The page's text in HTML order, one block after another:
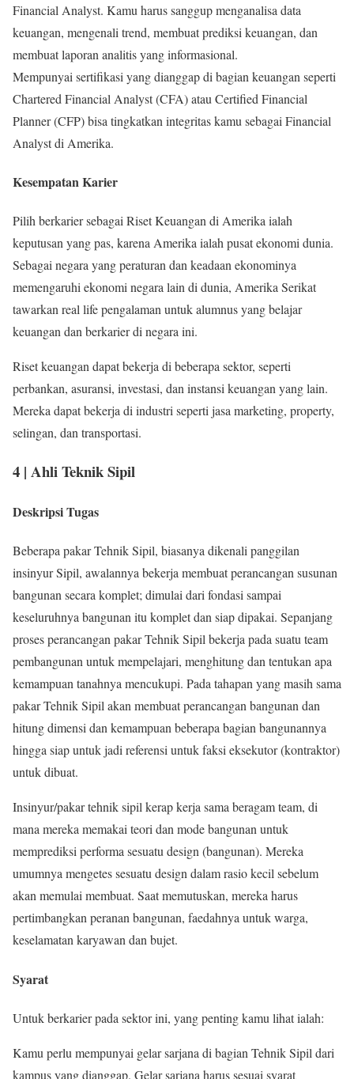
Financial Analyst. Kamu harus sanggup menganalisa data
keuangan, mengenali trend, membuat prediksi keuangan, dan
membuat laporan analitis yang informasional.
Mempunyai sertifikasi yang dianggap di bagian keuangan seperti
Chartered Financial Analyst (CFA) atau Certified Financial
Planner (CFP) bisa tingkatkan integritas kamu sebagai Financial
Analyst di Amerika.
Kesempatan Karier
Pilih berkarier sebagai Riset Keuangan di Amerika ialah
keputusan yang pas, karena Amerika ialah pusat ekonomi dunia.
Sebagai negara yang peraturan dan keadaan ekonominya
memengaruhi ekonomi negara lain di dunia, Amerika Serikat
tawarkan real life pengalaman untuk alumnus yang belajar
keuangan dan berkarier di negara ini.
Riset keuangan dapat bekerja di beberapa sektor, seperti
perbankan, asuransi, investasi, dan instansi keuangan yang lain.
Mereka dapat bekerja di industri seperti jasa marketing, property,
selingan, dan transportasi.
4 | Ahli Teknik Sipil
Deskripsi Tugas
Beberapa pakar Tehnik Sipil, biasanya dikenali panggilan
insinyur Sipil, awalannya bekerja membuat perancangan susunan
bangunan secara komplet; dimulai dari fondasi sampai
keseluruhnya bangunan itu komplet dan siap dipakai. Sepanjang
proses perancangan pakar Tehnik Sipil bekerja pada suatu team
pembangunan untuk mempelajari, menghitung dan tentukan apa
kemampuan tanahnya mencukupi. Pada tahapan yang masih sama
pakar Tehnik Sipil akan membuat perancangan bangunan dan
hitung dimensi dan kemampuan beberapa bagian bangunannya
hingga siap untuk jadi referensi untuk faksi eksekutor (kontraktor)
untuk dibuat.
Insinyur/pakar tehnik sipil kerap kerja sama beragam team, di
mana mereka memakai teori dan mode bangunan untuk
memprediksi performa sesuatu design (bangunan). Mereka
umumnya mengetes sesuatu design dalam rasio kecil sebelum
akan memulai membuat. Saat memutuskan, mereka harus
pertimbangkan peranan bangunan, faedahnya untuk warga,
keselamatan karyawan dan bujet.
Syarat
Untuk berkarier pada sektor ini, yang penting kamu lihat ialah:
Kamu perlu mempunyai gelar sarjana di bagian Tehnik Sipil dari
kampus yang dianggap. Gelar sarjana harus sesuai syarat